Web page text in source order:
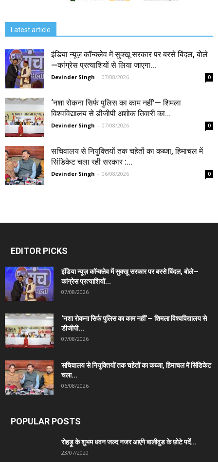
Latest article
इंडिया न्यूज़ कॉन्क्लेव में सुक्खू सरकार पर बरसे बिंदल, बोले
—कांग्रेस प्रत्याशियों से लिया जाएगा...
Devinder Singh - 07/08/2026 0
‘नशा रोकना सिर्फ पुलिस का काम नहीं’— शिमला
विश्वविद्यालय से डीजीपी अशोक तिवारी का...
Devinder Singh - 07/08/2026 0
सचिवालय से नियुक्तियों तक चहेतों का कब्जा, हिमाचल में
सिंडिकेट चला रही सरकार :...
Devinder Singh - 06/08/2026 0
EDITOR PICKS
इंडिया न्यूज़ कॉन्क्लेव में सुक्खू सरकार पर बरसे बिंदल, बोले—
कांग्रेस प्रत्याशियों...
07/08/2026
‘नशा रोकना सिर्फ पुलिस का काम नहीं’— शिमला विश्वविद्यालय से
डीजीपी...
07/08/2026
सचिवालय से नियुक्तियों तक चहेतों का कब्जा, हिमाचल में सिंडिकेट
चला...
06/08/2026
POPULAR POSTS
रोहड़ू के शुभम धवन जल्द नजर आएंगे बालीवुड के छोटे पर्दे...
23/07/2020